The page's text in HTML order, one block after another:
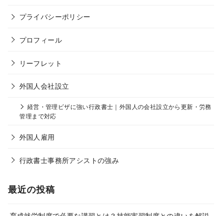
プライバシーポリシー
プロフィール
リーフレット
外国人会社設立
経営・管理ビザに強い行政書士｜外国人の会社設立から更新・労務
管理まで対応
外国人雇用
行政書士事務所アシストの強み
最近の投稿